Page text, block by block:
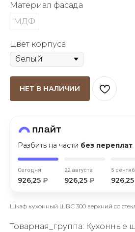
Материал фасада
МДФ
Цвет корпуса
НЕТ В НАЛИЧИИ
Разбить на части без переплат
Сегодня
926,25 ₽
22 августа
926,25 ₽
5
926,25
Шкаф кухонный ШВС 300 верхний со
Товарная_группа: Кухонные